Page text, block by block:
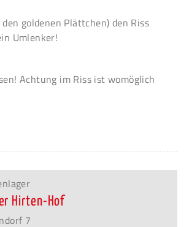
goldenen Plättchen) den Riss
Umlenker!
Achtung im Riss ist womöglich
Hirten-Hof
7